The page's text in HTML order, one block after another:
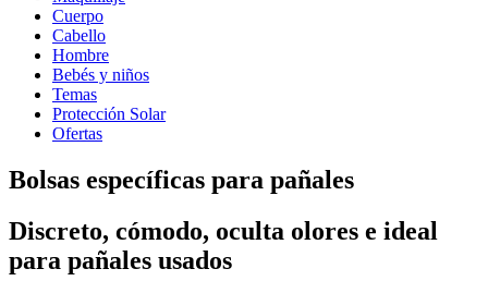
Cuerpo
Cabello
Hombre
Bebés y niños
Temas
Protección Solar
Ofertas
Bolsas específicas para pañales
Discreto, cómodo, oculta olores e ideal
para pañales usados